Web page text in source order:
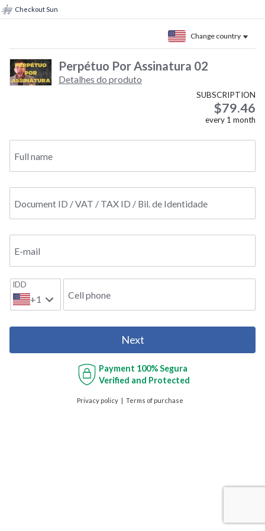
Checkout Sun
Change country
Perpétuo Por Assinatura 02
Detalhes do produto
SUBSCRIPTION
$79.46
every 1 month
Full name
Document ID / VAT / TAX ID / Bil. de Identidade
E-mail
IDD
+1 Cell phone
Next
Payment 100% Segura
Verified and Protected
Privacy policy Terms of purchase